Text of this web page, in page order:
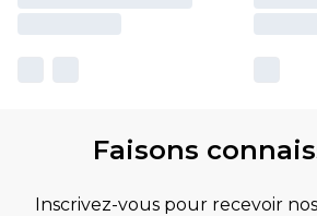
Faisons
Inscrivez-vous pour recevoir